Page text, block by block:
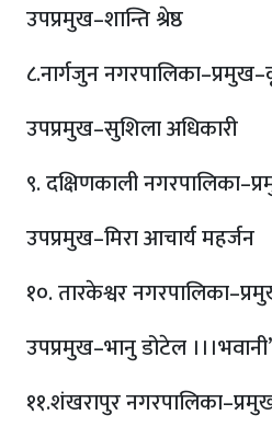
उपप्रमुख–शान्ति श्रेष्ठ
८.नार्गजुन
उपप्रमुख–सुशिला अधिकारी
९. दक्षिणकाली
उपप्रमुख–मिरा आचार्य महर्जन
१०. तारकेश्वर
उपप्रमुख–भानु डोटेल ।।।भवानी’
११.शंखरापुर